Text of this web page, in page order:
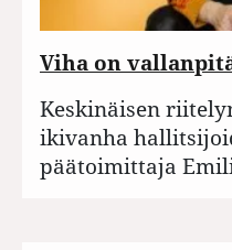
Viha on
Keskinäisen
ikivanha
päätoimittaja